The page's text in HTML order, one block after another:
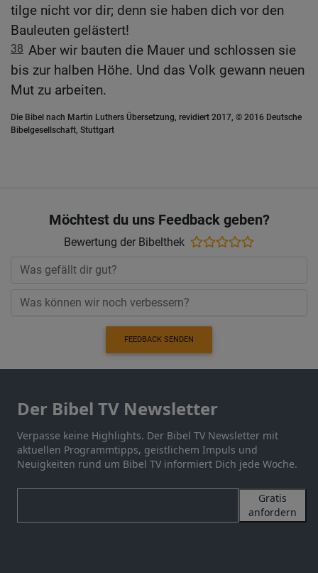
tilge nicht vor dir; denn sie haben dich vor den
Bauleuten gelästert!
38 Aber wir bauten die Mauer und schlossen sie
bis zur halben Höhe. Und das Volk gewann neuen
Mut zu arbeiten.
Die Bibel nach Martin Luthers Übersetzung, revidiert 2017, © 2016 Deutsche
Bibelgesellschaft, Stuttgart
Möchtest du uns Feedback geben?
Bewertung der Bibelthek
FEEDBACK SENDEN
Der Bibel TV Newsletter
Verpasse keine Highlights. Der Bibel TV Newsletter mit
aktuellen Programmtipps, geistlichem Impuls und
Neuigkeiten rund um Bibel TV informiert Dich jede Woche.
Gratis
anfordern